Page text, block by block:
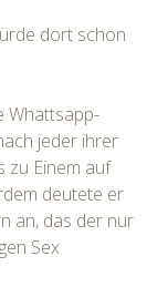
dort schon
Whattsapp-
jeder ihrer
zu Einem auf
deutete er
an, das der nur
Sex